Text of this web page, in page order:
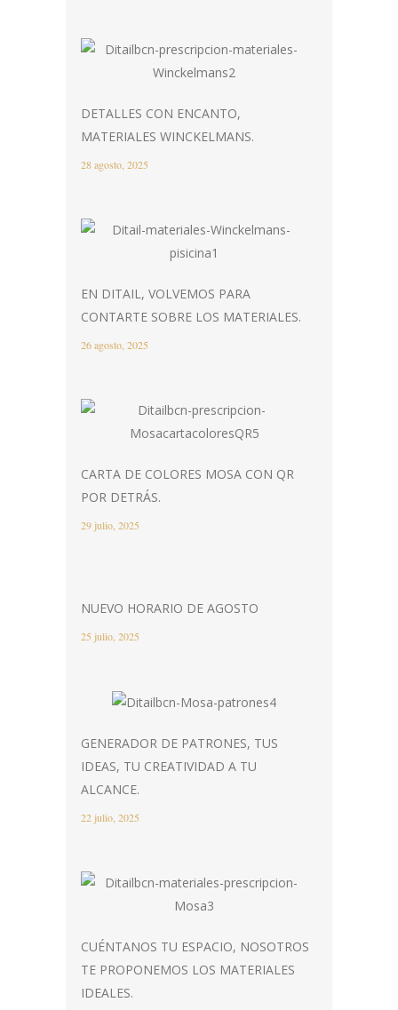
DETALLES CON ENCANTO,
MATERIALES WINCKELMANS.
28 agosto, 2025
EN DITAIL, VOLVEMOS PARA
CONTARTE SOBRE LOS MATERIALES.
26 agosto, 2025
CARTA DE COLORES MOSA CON QR
POR DETRÁS.
29 julio, 2025
NUEVO HORARIO DE AGOSTO
25 julio, 2025
GENERADOR DE PATRONES, TUS
IDEAS, TU CREATIVIDAD A TU
ALCANCE.
22 julio, 2025
CUÉNTANOS TU ESPACIO, NOSOTROS
TE PROPONEMOS LOS MATERIALES
IDEALES.